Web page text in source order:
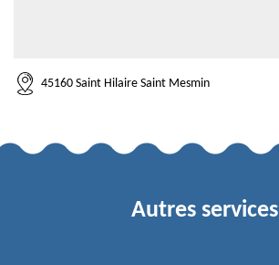
45160 Saint Hilaire Saint Mesmin
Autres services